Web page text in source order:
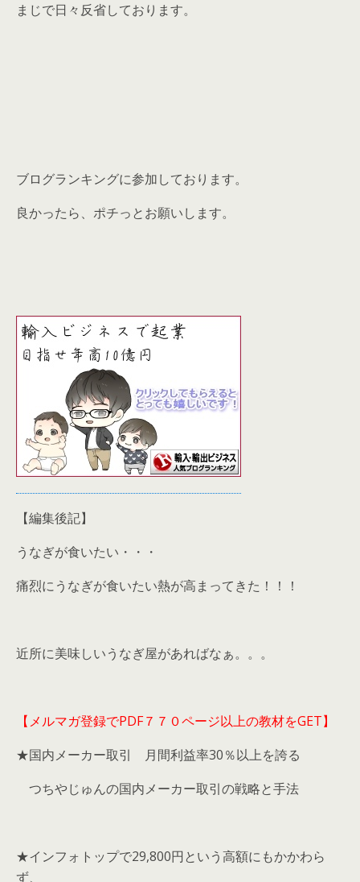
まじで日々反省しております。
ブログランキングに参加しております。
良かったら、ポチっとお願いします。
【編集後記】
うなぎが食いたい・・・
痛烈にうなぎが食いたい熱が高まってきた！！！
近所に美味しいうなぎ屋があればなぁ。。。
【メルマガ登録でPDF７７０ページ以上の教材をGET】
★国内メーカー取引 月間利益率30％以上を誇る
つちやじゅんの国内メーカー取引の戦略と手法
★インフォトップで29,800円という高額にもかかわら
ず、